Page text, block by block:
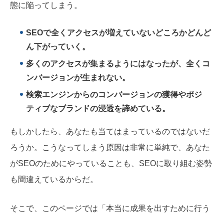
態に陥ってしまう。
SEOで全くアクセスが増えていないどころかどんど
ん下がっていく。
多くのアクセスが集まるようにはなったが、全くコ
ンバージョンが生まれない。
検索エンジンからのコンバージョンの獲得やポジ
ティブなブランドの浸透を諦めている。
もしかしたら、あなたも当てはまっているのではないだ
ろうか。こうなってしまう原因は非常に単純で、あなた
がSEOのためにやっていることも、SEOに取り組む姿勢
も間違えているからだ。
そこで、このページでは「本当に成果を出すために行う